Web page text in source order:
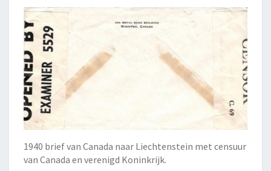
1940 brief van Canada naar Liechtenstein met censuur
van Canada en verenigd Koninkrijk.